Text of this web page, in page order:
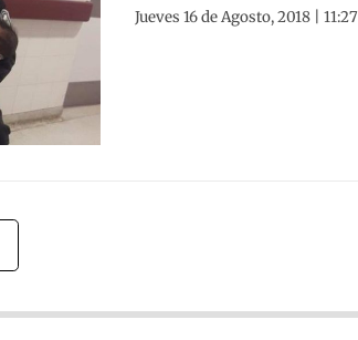
Jueves 16 de Agosto, 2018 | 11:27